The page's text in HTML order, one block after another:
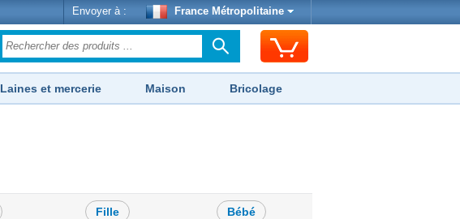
Envoyer à : France Métropolitaine
Laines et mercerie Maison Bricolage
Fille Bébé